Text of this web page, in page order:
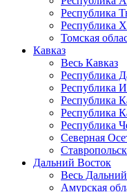
Республика
Республика
Томская
Кавказ
Весь Кавказ
Республика
Республика
Республика
Республика
Республика
Северная
Дальний Восток
Весь
Амурская